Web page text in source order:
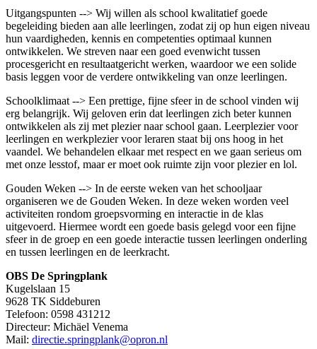
Uitgangspunten --> Wij willen als school kwalitatief goede
begeleiding bieden aan alle leerlingen, zodat zij op hun eigen niveau
hun vaardigheden, kennis en competenties optimaal kunnen
ontwikkelen. We streven naar een goed evenwicht tussen
procesgericht en resultaatgericht werken, waardoor we een solide
basis leggen voor de verdere ontwikkeling van onze leerlingen.
Schoolklimaat --> Een prettige, fijne sfeer in de school vinden wij
erg belangrijk. Wij geloven erin dat leerlingen zich beter kunnen
ontwikkelen als zij met plezier naar school gaan. Leerplezier voor
leerlingen en werkplezier voor leraren staat bij ons hoog in het
vaandel. We behandelen elkaar met respect en we gaan serieus om
met onze lesstof, maar er moet ook ruimte zijn voor plezier en lol.
Gouden Weken --> In de eerste weken van het schooljaar
organiseren we de Gouden Weken. In deze weken worden veel
activiteiten rondom groepsvorming en interactie in de klas
uitgevoerd. Hiermee wordt een goede basis gelegd voor een fijne
sfeer in de groep en een goede interactie tussen leerlingen onderling
en tussen leerlingen en de leerkracht.
OBS De Springplank
Kugelslaan 15
9628 TK Siddeburen
Telefoon: 0598 431212
Directeur: Michäel Venema
Mail: directie.springplank@opron.nl